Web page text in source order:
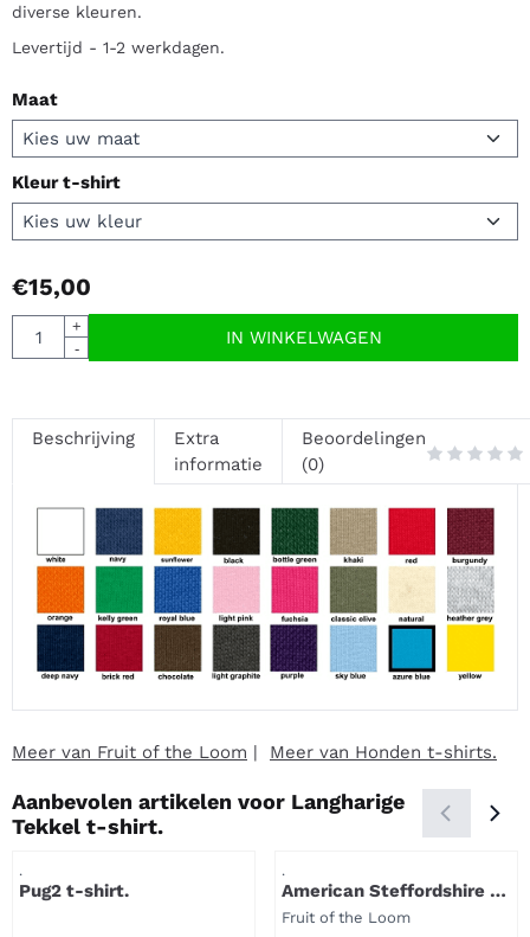
diverse kleuren.
Levertijd - 1-2 werkdagen.
Maat
Kleur t-shirt
€15,00
Aantal
+
-
IN WINKELWAGEN
Beschrijving
Extra
informatie
Beoordelingen
(0)
Meer van Fruit of the Loom | Meer van Honden t-shirts.
Aanbevolen artikelen voor Langharige
Tekkel t-shirt.
.
Pug2 t-shirt.
.
American Steffordshire t-
shirt.
Merk:
Fruit of the Loom